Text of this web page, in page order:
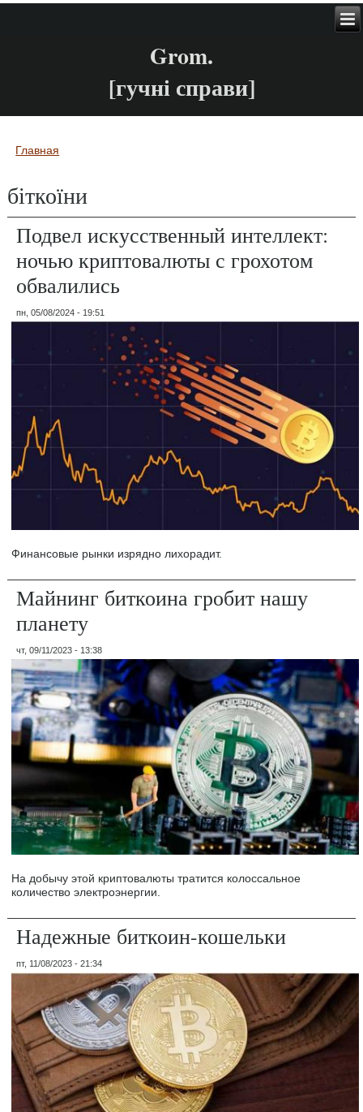
Grom.
[гучні справи]
Вы здесь
Главная
біткоїни
Подвел искусственный интеллект:
ночью криптовалюты с грохотом
обвалились
пн, 05/08/2024 - 19:51
Финансовые рынки изрядно лихорадит.
Майнинг биткоина гробит нашу
планету
чт, 09/11/2023 - 13:38
На добычу этой криптовалюты тратится колоссальное
количество электроэнергии.
Надежные биткоин-кошельки
пт, 11/08/2023 - 21:34